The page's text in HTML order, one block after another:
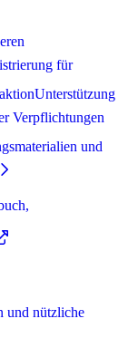
für
Unterstützung
Verpflichtungen
und
und nützliche